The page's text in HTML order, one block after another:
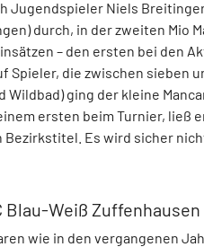
Niels Breitinger
durch, in der zweiten Mio
– den ersten bei den
Spieler, die zwischen sieben
Wildbad) ging der kleine
ersten beim Turnier, ließ
Bezirkstitel. Es wird sicher
Blau-Weiß Zuffenhausen
wie in den vergangenen